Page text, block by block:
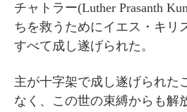
チャトラー(Luther Prasanth
ちを救うためにイエス・キリ
すべて成し遂げられた。
主が十字架で成し遂げられた
なく、この世の束縛からも解